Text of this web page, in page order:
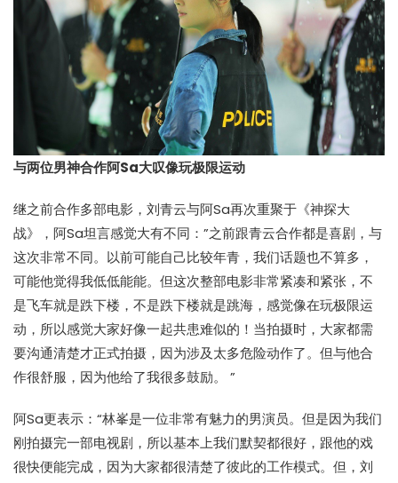
与两位男神合作阿Sa大叹像玩极限运动
继之前合作多部电影，刘青云与阿Sa再次重聚于《神探大
战》，阿Sa坦言感觉大有不同：”之前跟青云合作都是喜剧，与
这次非常不同。以前可能自己比较年青，我们话题也不算多，
可能他觉得我低低能能。但这次整部电影非常紧凑和紧张，不
是飞车就是跌下楼，不是跌下楼就是跳海，感觉像在玩极限运
动，所以感觉大家好像一起共患难似的！当拍摄时，大家都需
要沟通清楚才正式拍摄，因为涉及太多危险动作了。但与他合
作很舒服，因为他给了我很多鼓励。 ”
阿Sa更表示：“林峯是一位非常有魅力的男演员。但是因为我们
刚拍摄完一部电视剧，所以基本上我们默契都很好，跟他的戏
很快便能完成，因为大家都很清楚了彼此的工作模式。但，刘